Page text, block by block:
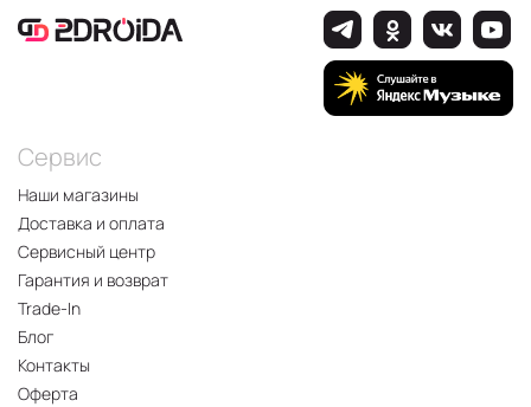
Сервис
Наши магазины
Доставка и оплата
Сервисный центр
Гарантия и возврат
Trade-In
Блог
Контакты
Оферта